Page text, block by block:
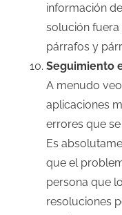
información
solución fuera
párrafos y
Seguimiento
A menudo
aplicaciones
errores que
Es
que el
persona que
resoluciones